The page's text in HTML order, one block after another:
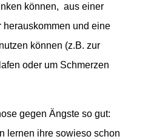
können, aus einer
herauskommen und eine
können (z.B. zur
oder um Schmerzen
gegen Ängste so gut:
lernen ihre sowieso schon